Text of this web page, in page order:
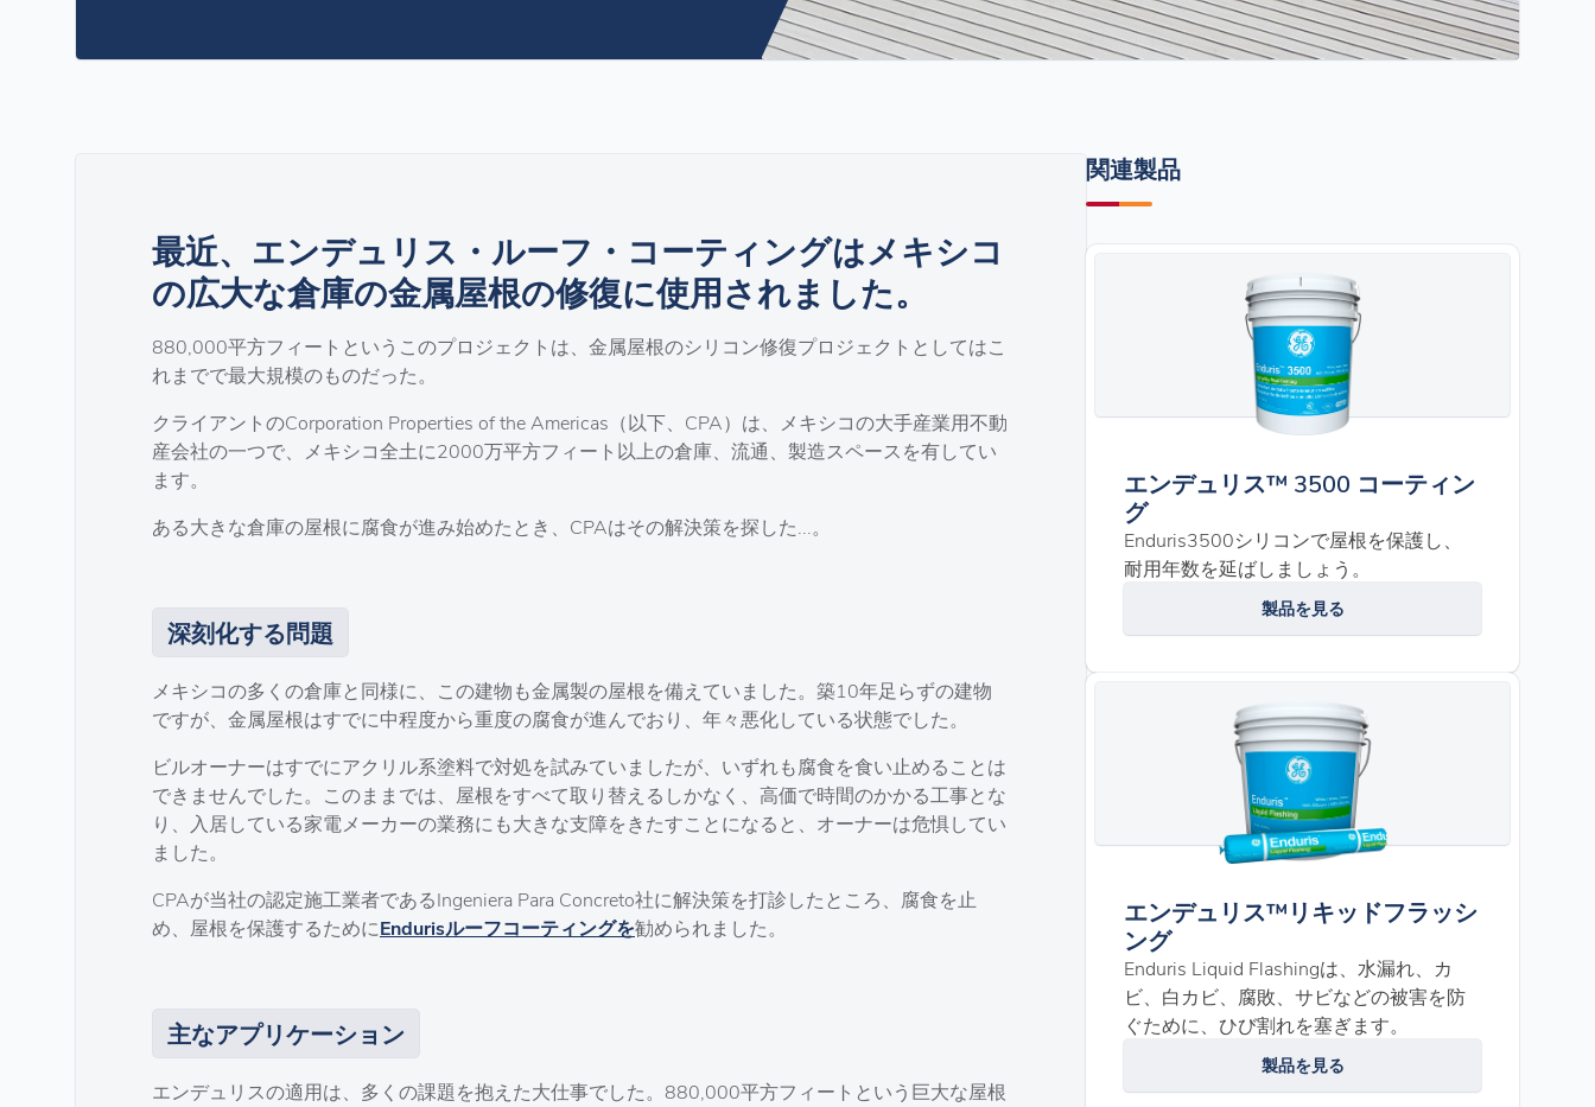
最近、エンデュリス・ルーフ・コーティングはメキシコ
の広大な倉庫の金属屋根の修復に使用されました。
880,000平方フィートというこのプロジェクトは、金属屋根のシリコン修復プロジェクトとしてはこ
れまでで最大規模のものだった。
クライアントのCorporation Properties of the Americas（以下、CPA）は、メキシコの大手産業用不動
産会社の一つで、メキシコ全土に2000万平方フィート以上の倉庫、流通、製造スペースを有してい
ます。
ある大きな倉庫の屋根に腐食が進み始めたとき、CPAはその解決策を探した...。
深刻化する問題
メキシコの多くの倉庫と同様に、この建物も金属製の屋根を備えていました。築10年足らずの建物
ですが、金属屋根はすでに中程度から重度の腐食が進んでおり、年々悪化している状態でした。
ビルオーナーはすでにアクリル系塗料で対処を試みていましたが、いずれも腐食を食い止めることは
できませんでした。このままでは、屋根をすべて取り替えるしかなく、高価で時間のかかる工事とな
り、入居している家電メーカーの業務にも大きな支障をきたすことになると、オーナーは危惧してい
ました。
CPAが当社の認定施工業者であるIngeniera Para Concreto社に解決策を打診したところ、腐食を止
め、屋根を保護するためにEndurisルーフコーティングを勧められました。
主なアプリケーション
エンデュリスの適用は、多くの課題を抱えた大仕事でした。880,000平方フィートという巨大な屋根
関連製品
エンデュリス™ 3500 コーティン
グ
Enduris3500シリコンで屋根を保護し、
耐用年数を延ばしましょう。
製品を見る
エンデュリス™リキッドフラッシ
ング
Enduris Liquid Flashingは、水漏れ、カ
ビ、白カビ、腐敗、サビなどの被害を防
ぐために、ひび割れを塞ぎます。
製品を見る